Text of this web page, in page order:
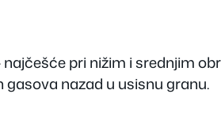
pri nižim i srednjim
nazad u usisnu granu.